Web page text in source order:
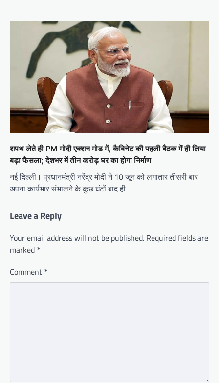
शपथ लेते ही PM मोदी एक्शन मोड में, कैबिनेट की पहली बैठक में ही लिया
बड़ा फैसला; देशभर में तीन करोड़ घर का होगा निर्माण
नई दिल्ली। प्रधानमंत्री नरेंद्र मोदी ने 10 जून को लगातार तीसरी बार
अपना कार्यभार संभालने के कुछ घंटों बाद ही…
Leave a Reply
Your email address will not be published. Required fields are
marked *
Comment *